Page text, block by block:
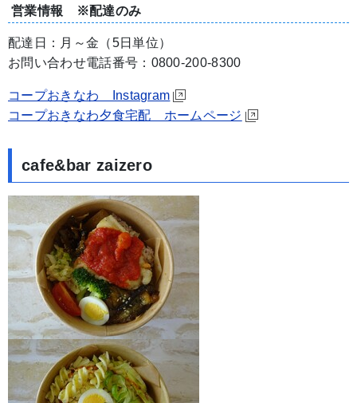
営業情報 ※配達のみ
配達日：月～金（5日単位）
お問い合わせ電話番号：0800-200-8300
コープおきなわ Instagram
コープおきなわ夕食宅配 ホームページ
cafe&bar zaizero